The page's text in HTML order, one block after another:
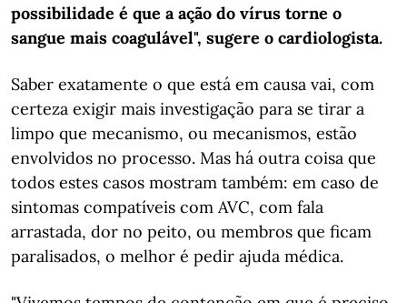
possibilidade é que a ação do vírus torne o
sangue mais coagulável", sugere o cardiologista.
Saber exatamente o que está em causa vai, com
certeza exigir mais investigação para se tirar a
limpo que mecanismo, ou mecanismos, estão
envolvidos no processo. Mas há outra coisa que
todos estes casos mostram também: em caso de
sintomas compatíveis com AVC, com fala
arrastada, dor no peito, ou membros que ficam
paralisados, o melhor é pedir ajuda médica.